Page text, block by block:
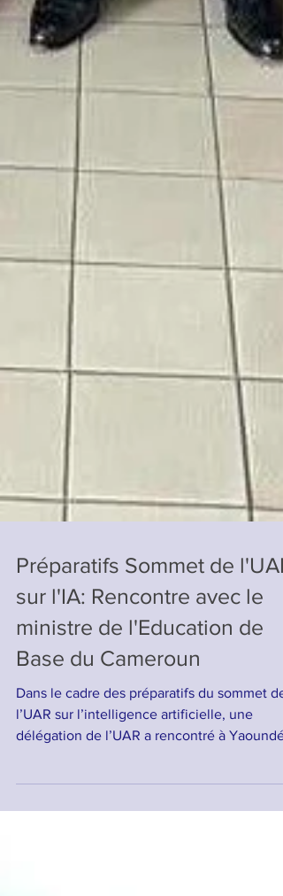
Préparatifs Sommet de l'UAR
sur l'IA: Rencontre avec le
Base du Cameroun
Dans le cadre des préparatifs du sommet de
délégation de l’UAR a rencontré à Yaoundé,
le...